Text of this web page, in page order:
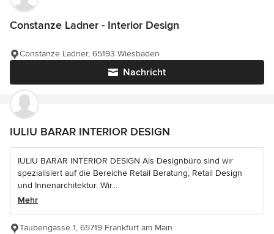
Constanze Ladner - Interior Design
Nachricht
Constanze Ladner, 65193 Wiesbaden
IULIU BARAR INTERIOR DESIGN
IULIU BARAR INTERIOR DESIGN Als Designbüro sind wir
spezialisiert auf die Bereiche Retail Beratung, Retail Design
und Innenarchitektur. Wir...
Mehr
Taubengasse 1, 65719 Frankfurt am Main